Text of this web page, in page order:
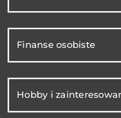
Finanse osobiste
Hobby i